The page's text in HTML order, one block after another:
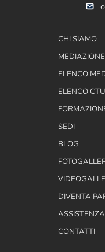
CHI SIAMO
MEDIAZIONE
ELENCO
ELENCO CTU
SEDI
BLOG
DIVENTA
ASSISTENZA
CONTATTI